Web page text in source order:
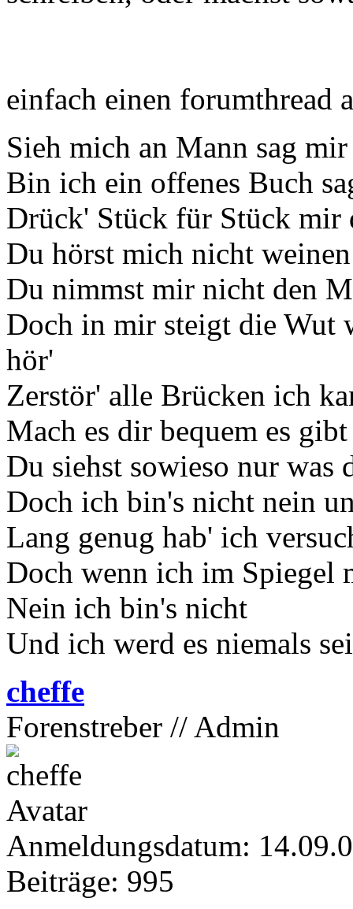
einfach einen forumthread
Sieh mich an Mann sag
Bin ich ein offenes Buch
Drück' Stück für Stück mir
Du hörst mich nicht
Du nimmst mir nicht den
Doch in mir steigt die Wut
hör'
Zerstör' alle Brücken ich
Mach es dir bequem es
Du siehst sowieso nur
Doch ich bin's nicht nein
Lang genug hab' ich
Doch wenn ich im Spiegel
Nein ich bin's nicht
Und ich werd es niemals
cheffe
Forenstreber // Admin
Anmeldungsdatum:
Beiträge: 995